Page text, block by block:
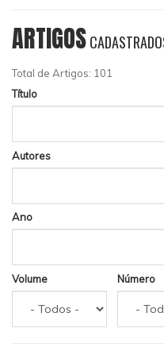
ARTIGOS
Total de Artigos: 101
Título
Autores
Ano
Volume Número